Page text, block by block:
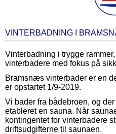
VINTERBADNING I
Vinterbadning i trygge
vinterbadere med fokus på
Bramsnæs vinterbader er en
er opstartet 1/9-2019.
Vi bader fra bådebroen, og
etableret en sauna. Når
kontingentet for vinterbadere
driftsudgifterne til saunaen.